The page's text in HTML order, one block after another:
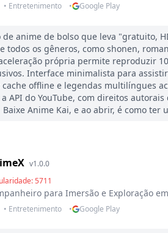
• Entretenimento • Google Play
anime de bolso que leva "gratuito,
todos os gêneros, como shonen,
própria permite reproduzir
Interface minimalista para
offline e legendas multilíngues
API do YouTube, com direitos
Anime Kai, e ao abrir, é como ter
v1.0.0
5711
para Imersão e Exploração
• Entretenimento • Google Play